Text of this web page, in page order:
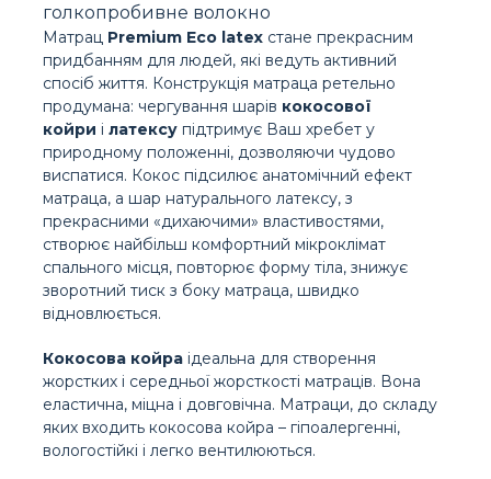
голкопробивне волокно
Матрац Premium Eco latex стане прекрасним
придбанням для людей, які ведуть активний
спосіб життя. Конструкція матраца ретельно
продумана: чергування шарів кокосової
койри і латексу підтримує Ваш хребет у
природному положенні, дозволяючи чудово
виспатися. Кокос підсилює анатомічний ефект
матраца, а шар натурального латексу, з
прекрасними «дихаючими» властивостями,
створює найбільш комфортний мікроклімат
спального місця, повторює форму тіла, знижує
зворотний тиск з боку матраца, швидко
відновлюється.
Кокосова койра ідеальна для створення
жорстких і середньої жорсткості матраців. Вона
еластична, міцна і довговічна. Матраци, до складу
яких входить кокосова койра – гіпоалергенні,
вологостійкі і легко вентилюються.